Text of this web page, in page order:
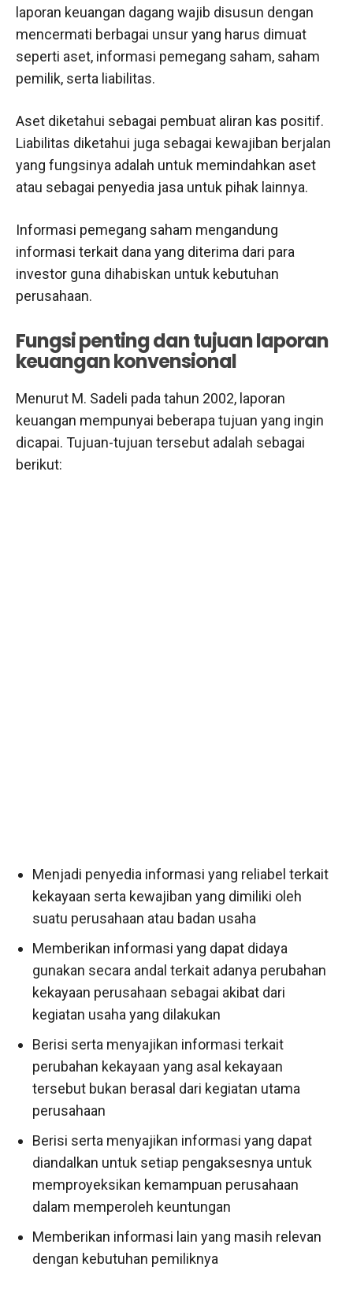
laporan keuangan dagang wajib disusun dengan
mencermati berbagai unsur yang harus dimuat
seperti aset, informasi pemegang saham, saham
pemilik, serta liabilitas.
Aset diketahui sebagai pembuat aliran kas positif.
Liabilitas diketahui juga sebagai kewajiban berjalan
yang fungsinya adalah untuk memindahkan aset
atau sebagai penyedia jasa untuk pihak lainnya.
Informasi pemegang saham mengandung
informasi terkait dana yang diterima dari para
investor guna dihabiskan untuk kebutuhan
perusahaan.
Fungsi penting dan tujuan laporan
keuangan konvensional
Menurut M. Sadeli pada tahun 2002, laporan
keuangan mempunyai beberapa tujuan yang ingin
dicapai. Tujuan-tujuan tersebut adalah sebagai
berikut:
Menjadi penyedia informasi yang reliabel terkait
kekayaan serta kewajiban yang dimiliki oleh
suatu perusahaan atau badan usaha
Memberikan informasi yang dapat didaya
gunakan secara andal terkait adanya perubahan
kekayaan perusahaan sebagai akibat dari
kegiatan usaha yang dilakukan
Berisi serta menyajikan informasi terkait
perubahan kekayaan yang asal kekayaan
tersebut bukan berasal dari kegiatan utama
perusahaan
Berisi serta menyajikan informasi yang dapat
diandalkan untuk setiap pengaksesnya untuk
memproyeksikan kemampuan perusahaan
dalam memperoleh keuntungan
Memberikan informasi lain yang masih relevan
dengan kebutuhan pemiliknya